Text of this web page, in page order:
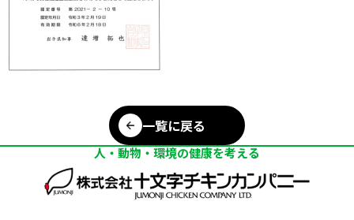
一覧に戻る
人・動物・環境の健康を考える